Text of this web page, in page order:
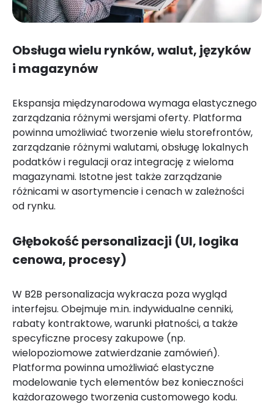
Obsługa wielu rynków, walut, języków
i magazynów
Ekspansja międzynarodowa wymaga elastycznego
zarządzania różnymi wersjami oferty. Platforma
powinna umożliwiać tworzenie wielu storefrontów,
zarządzanie różnymi walutami, obsługę lokalnych
podatków i regulacji oraz integrację z wieloma
magazynami. Istotne jest także zarządzanie
różnicami w asortymencie i cenach w zależności
od rynku.
Głębokość personalizacji (UI, logika
cenowa, procesy)
W B2B personalizacja wykracza poza wygląd
interfejsu. Obejmuje m.in. indywidualne cenniki,
rabaty kontraktowe, warunki płatności, a także
specyficzne procesy zakupowe (np.
wielopoziomowe zatwierdzanie zamówień).
Platforma powinna umożliwiać elastyczne
modelowanie tych elementów bez konieczności
każdorazowego tworzenia customowego kodu.